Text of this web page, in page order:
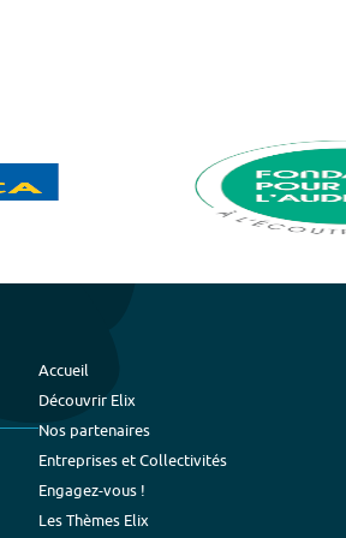
Accueil
Découvrir Elix
Nos partenaires
Entreprises et Collectivités
Engagez-vous !
Les Thèmes Elix